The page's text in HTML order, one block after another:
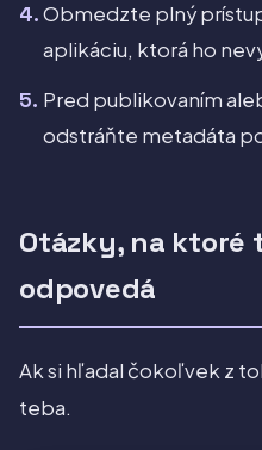
Obmedzte plný
aplikáciu, ktorá ho
Pred publikovaním
odstráňte metadáta
Otázky, na ktoré
odpovedá
Ak si hľadal čokoľvek z
teba.